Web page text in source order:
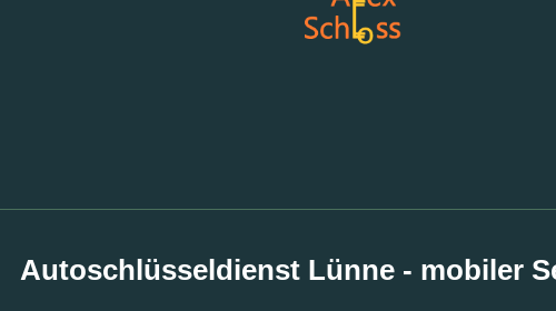
Autoschlüsseldienst Lünne - mobiler